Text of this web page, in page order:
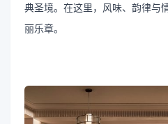
典圣境。在这里，风味、韵律与
丽乐章。